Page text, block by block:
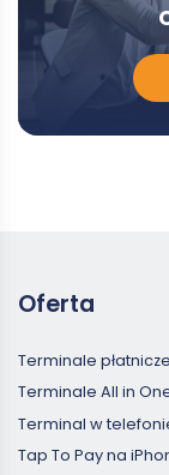
Chcę
Oferta
Terminale płatnicze
Terminale All in
Terminal w
Tap To Pay na